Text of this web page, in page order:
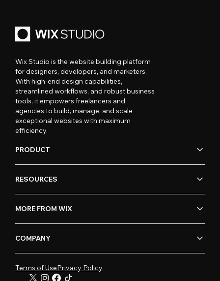
Wix Studio is the website building platform
for designers, developers, and marketers.
With high-end design capabilities,
streamlined workflows, and robust business
tools, it empowers freelancers and
agencies to build, manage, and scale
exceptional websites with maximum
efficiency.
PRODUCT
RESOURCES
MORE FROM WIX
COMPANY
Terms of UsePrivacy Policy